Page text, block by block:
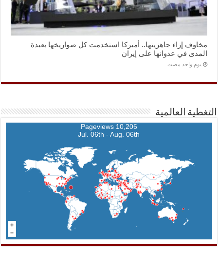
مخاوف إزاء جاهزيتها.. أميركا استخدمت كل صواريخها بعيدة
المدى في عدوانها على إيران
‏يوم واحد مضت
التغطية العالمية
10,206 Pageviews
Jul. 06th - Aug. 06th